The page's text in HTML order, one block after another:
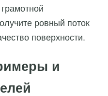
ровный поток
поверхности.
и